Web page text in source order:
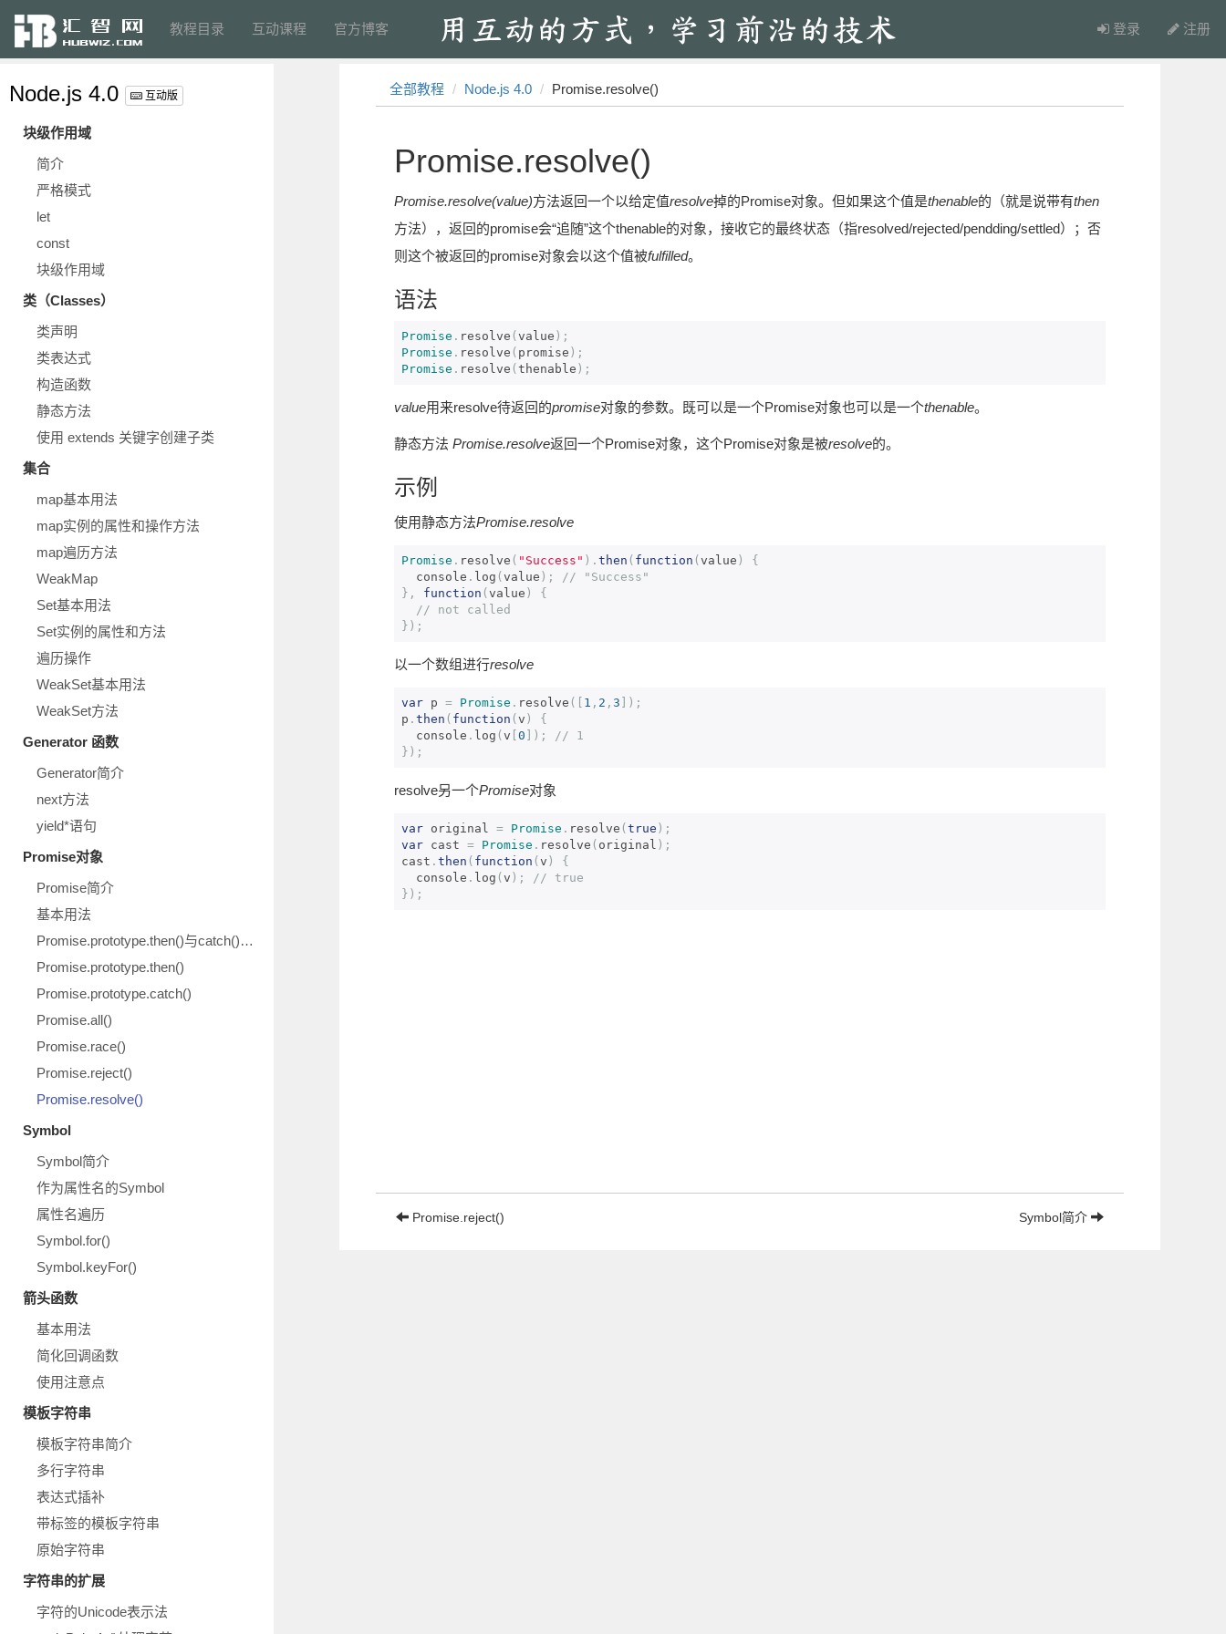
教程目录 互动课程 官方博客 登录 注册
Node.js 4.0 互动版
块级作用域
简介
严格模式
let
const
块级作用域
类（Classes）
类声明
类表达式
构造函数
静态方法
使用 extends 关键字创建子类
集合
map基本用法
map实例的属性和操作方法
map遍历方法
WeakMap
Set基本用法
Set实例的属性和方法
遍历操作
WeakSet基本用法
WeakSet方法
Generator 函数
Generator简介
next方法
yield*语句
Promise对象
Promise简介
基本用法
Promise.prototype.then()与catch()示意图
Promise.prototype.then()
Promise.prototype.catch()
Promise.all()
Promise.race()
Promise.reject()
Promise.resolve()
Symbol
Symbol简介
作为属性名的Symbol
属性名遍历
Symbol.for()
Symbol.keyFor()
箭头函数
基本用法
简化回调函数
使用注意点
模板字符串
模板字符串简介
多行字符串
表达式插补
带标签的模板字符串
原始字符串
字符串的扩展
字符的Unicode表示法
全部教程 Node.js 4.0 Promise.resolve()
Promise.resolve()
Promise.resolve(value)方法返回一个以给定值resolve掉的Promise对象。但如果这个值是thenable的（就是说带有then
方法），返回的promise会“追随”这个thenable的对象，接收它的最终状态（指resolved/rejected/pendding/settled）；否
则这个被返回的promise对象会以这个值被fulfilled。
语法
Promise . resolve ( value );
Promise . resolve ( promise );
Promise . resolve ( thenable );
value用来resolve待返回的promise对象的参数。既可以是一个Promise对象也可以是一个thenable。
静态方法 Promise.resolve返回一个Promise对象，这个Promise对象是被resolve的。
示例
使用静态方法Promise.resolve
Promise . resolve ( "Success" ). then ( function ( value )
{
  console
. log ( value );
// "Success"
},
function ( value )
{
// not called
});
以一个数组进行resolve
var p = Promise . resolve ([ 1 , 2 , 3 ]);
p . then ( function ( v )
{
  console
. log ( v 0 ]);
// 1
});
resolve另一个Promise对象
var original = Promise . resolve ( true );
var cast = Promise . resolve ( original );
cast . then ( function ( v )
{
  console
. log ( v );
// true
});
Promise.reject() Symbol简介